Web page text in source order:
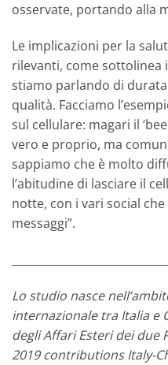
osservate, portando alla
Le implicazioni per la
rilevanti, come sottolinea
stiamo parlando di
qualità. Facciamo
sul cellulare: magari il
vero e proprio, ma
sappiamo che è molto
l’abitudine di lasciare il
notte, con i vari social
messaggi”.
Lo studio nasce
internazionale tra Italia e
degli Affari Esteri dei due
2019 contributions Italy-